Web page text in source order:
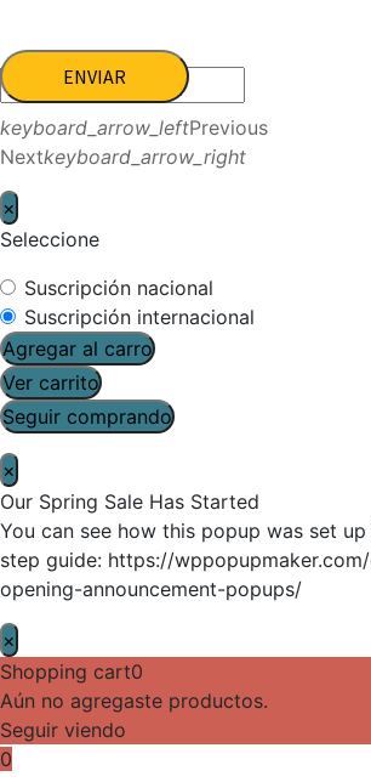
ENVIAR
keyboard_arrow_leftPrevious
Nextkeyboard_arrow_right
×
Seleccione
Suscripción nacional
Suscripción internacional
Agregar al carro
Ver carrito
Seguir comprando
×
Our Spring Sale Has Started
You can see how this popup was set
step guide: https://
opening-announcement-popups/
×
Shopping cart0
Aún no agregaste productos.
Seguir viendo
0